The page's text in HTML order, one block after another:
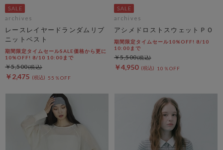
archives
レースレイヤードランダムリブ
ニットベスト
期間限定タイムセールSALE価格から更に
10%OFF! 8/10 10:00まで
￥2,475 55％OFF
￥5,500
archives
アシメドロストスウェットＰＯ
期間限定タイムセール10%OFF! 8/10
10:00まで
￥4,950 10％OFF
￥5,500